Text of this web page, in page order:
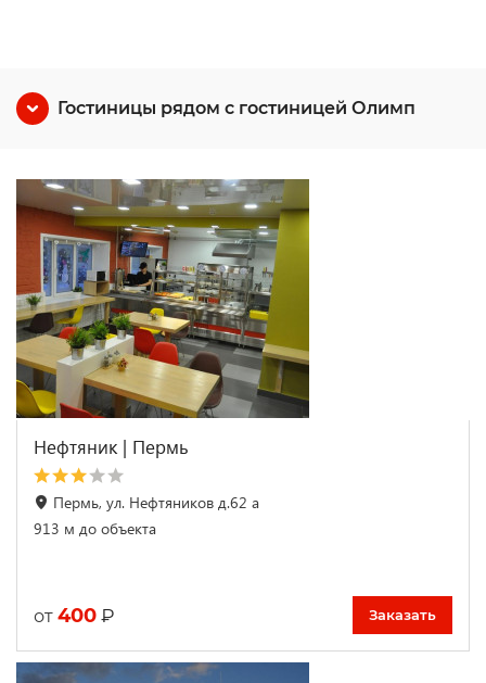
Гостиницы рядом с гостиницей Олимп
Нефтяник | Пермь
Пермь, ул. Нефтяников д.62 а
913 м до объекта
от 400 ₽ Заказать